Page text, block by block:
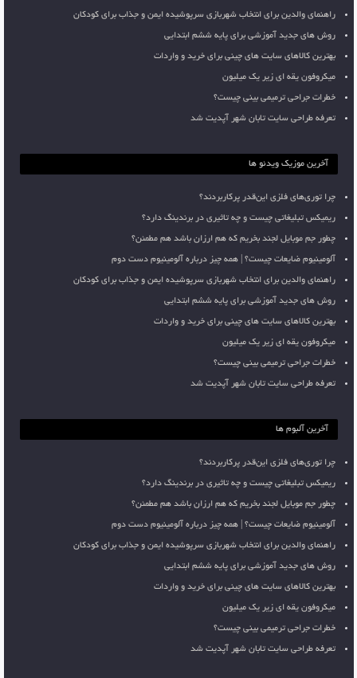
راهنمای والدین برای انتخاب شهربازی سرپوشیده ایمن و جذاب برای کودکان
روش های جدید آموزشی برای پایه ششم ابتدایی
بهترین کالاهای سایت های چینی برای خرید و واردات
میکروفون یقه ای زیر یک میلیون
خطرات جراحی ترمیمی بینی چیست؟
تعرفه طراحی سایت تابان شهر آپدیت شد
آخرین موزیک ویدئو ها
چرا توری‌های فلزی این‌قدر پرکاربردند؟
ریمیکس تبلیغاتی چیست و چه تاثیری در برندینگ دارد؟
چطور جم موبایل لجند بخریم که هم ارزان باشد هم مطمئن؟
آلومینیوم ضایعات چیست؟ | همه چیز درباره آلومینیوم دست دوم
راهنمای والدین برای انتخاب شهربازی سرپوشیده ایمن و جذاب برای کودکان
روش های جدید آموزشی برای پایه ششم ابتدایی
بهترین کالاهای سایت های چینی برای خرید و واردات
میکروفون یقه ای زیر یک میلیون
خطرات جراحی ترمیمی بینی چیست؟
تعرفه طراحی سایت تابان شهر آپدیت شد
آخرین آلبوم ها
چرا توری‌های فلزی این‌قدر پرکاربردند؟
ریمیکس تبلیغاتی چیست و چه تاثیری در برندینگ دارد؟
چطور جم موبایل لجند بخریم که هم ارزان باشد هم مطمئن؟
آلومینیوم ضایعات چیست؟ | همه چیز درباره آلومینیوم دست دوم
راهنمای والدین برای انتخاب شهربازی سرپوشیده ایمن و جذاب برای کودکان
روش های جدید آموزشی برای پایه ششم ابتدایی
بهترین کالاهای سایت های چینی برای خرید و واردات
میکروفون یقه ای زیر یک میلیون
خطرات جراحی ترمیمی بینی چیست؟
تعرفه طراحی سایت تابان شهر آپدیت شد